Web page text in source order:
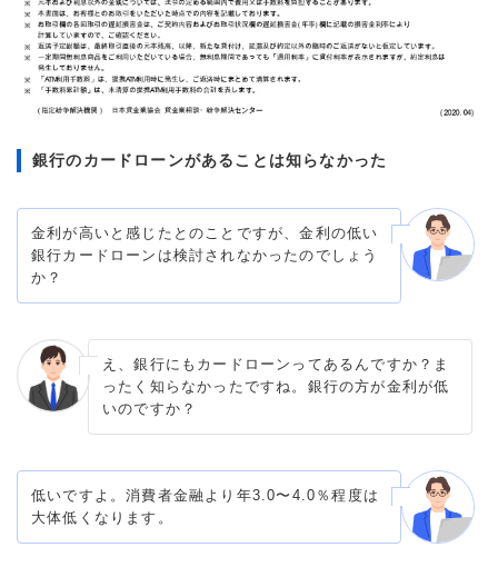
銀行のカードローンがあることは知らなかった
金利が高いと感じたとのことですが、金利の低い
銀行カードローンは検討されなかったのでしょう
か？
え、銀行にもカードローンってあるんですか？ま
ったく知らなかったですね。銀行の方が金利が低
いのですか？
低いですよ。消費者金融より年3.0〜4.0％程度は
大体低くなります。